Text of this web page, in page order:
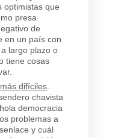
optimistas que
presa
de
en un país con
largo plazo o
tiene cosas
difíciles
chavista
democracia
problemas a
y cuál